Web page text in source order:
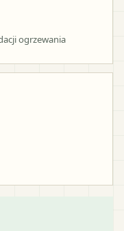
ogrzewania